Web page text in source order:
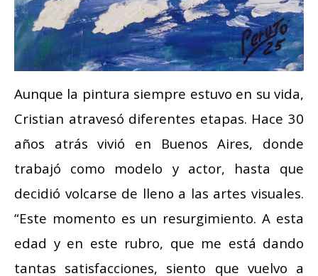
Aunque la pintura siempre estuvo en su vida,
Cristian atravesó diferentes etapas. Hace 30
años atrás vivió en Buenos Aires, donde
trabajó como modelo y actor, hasta que
decidió volcarse de lleno a las artes visuales.
“Este momento es un resurgimiento. A esta
edad y en este rubro, que me está dando
tantas satisfacciones, siento que vuelvo a